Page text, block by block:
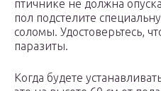
птичнике не должна
пол подстелите
соломы. Удостоверьтесь,
паразиты.
Когда будете